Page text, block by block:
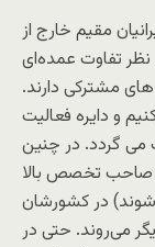
مقیم خارج از
تفاوت عمده‌ای
‌های مشترکی دارند.
و دایره فعالیت
می گردد. در چنین
صاحب تخصص بالا
در کشورشان
می‌روند. حتی در